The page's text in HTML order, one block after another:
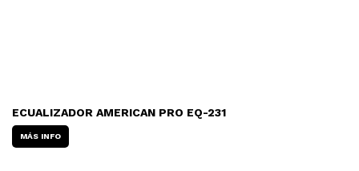
ECUALIZADOR AMERICAN PRO EQ-231
MÁS INFO